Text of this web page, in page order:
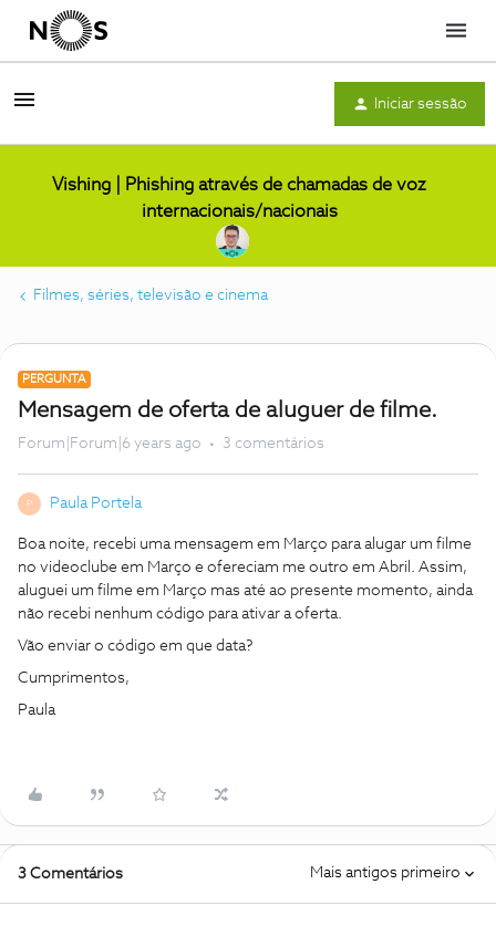
Menu
Iniciar sessão
Vishing | Phishing através de chamadas de voz
internacionais/nacionais
Filmes, séries, televisão e cinema
PERGUNTA
Mensagem de oferta de aluguer de filme.
Forum|Forum|6 years ago 3 comentários
P Paula Portela
Boa noite, recebi uma mensagem em Março para alugar um filme
no videoclube em Março e ofereciam me outro em Abril. Assim,
aluguei um filme em Março mas até ao presente momento, ainda
não recebi nenhum código para ativar a oferta.
Vão enviar o código em que data?
Cumprimentos,
Paula
3 Comentários Mais antigos primeiro